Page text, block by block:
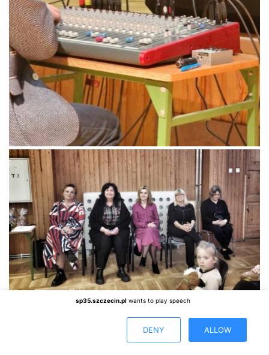
sp35.szczecin.pl wants to play speech
DENY ALLOW